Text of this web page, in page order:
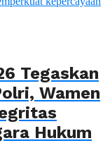
Tegaskan
Wamen
Hukum